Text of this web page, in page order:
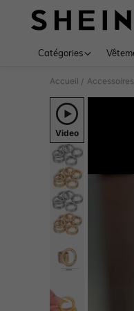
Catégories
Accueil /
Video